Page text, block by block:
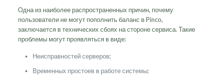
Одна из наиболее распространенных причин, почему
пользователи не могут пополнить баланс в Pinco,
заключается в технических сбоях на стороне сервиса. Такие
проблемы могут проявляться в виде:
Неисправностей серверов;
Временных простоев в работе системы;